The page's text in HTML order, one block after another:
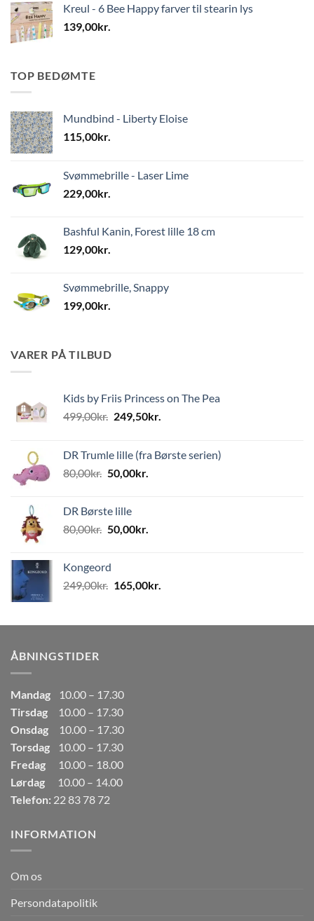
Kreul - 6 Bee Happy farver til stearin lys
139,00kr.
TOP BEDØMTE
Mundbind - Liberty Eloise
115,00kr.
Svømmebrille - Laser Lime
229,00kr.
Bashful Kanin, Forest lille 18 cm
129,00kr.
Svømmebrille, Snappy
199,00kr.
VARER PÅ TILBUD
Kids by Friis Princess on The Pea
499,00kr. Den
var:
499,00kr..
249,50kr.
er:
DR Trumle lille (fra Børste serien)
80,00kr. Den
var:
80,00kr..
50,00kr.
50,00kr..
DR Børste lille
80,00kr. Den
var:
80,00kr..
50,00kr.
50,00kr..
Kongeord
249,00kr. Den
var:
165,00kr.
er:
ÅBNINGSTIDER
Mandag
10.00 – 17.30
Tirsdag
10.00 – 17.30
Onsdag
10.00 – 17.30
Torsdag
10.00 – 17.30
Fredag
10.00 – 18.00
Lørdag
10.00 – 14.00
Telefon: 22 83 78 72
INFORMATION
Om os
Persondatapolitik